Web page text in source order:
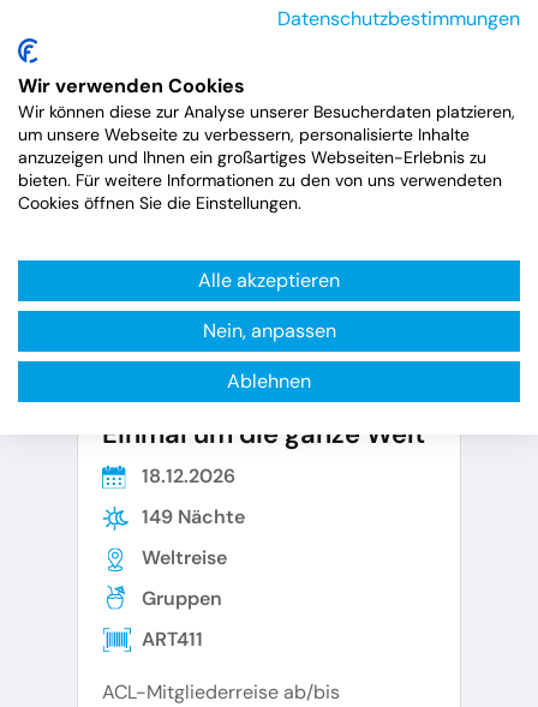
Artania
Einmal um die ganze Welt
18.12.2026
149 Nächte
Weltreise
Gruppen
ART411
ACL-Mitgliederreise ab/bis
Datenschutzbestimmungen
Wir verwenden Cookies
Wir können diese zur Analyse unserer Besucherdaten platzieren,
um unsere Webseite zu verbessern, personalisierte Inhalte
anzuzeigen und Ihnen ein großartiges Webseiten-Erlebnis zu
bieten. Für weitere Informationen zu den von uns verwendeten
Cookies öffnen Sie die Einstellungen.
Alle akzeptieren
Nein, anpassen
Ablehnen